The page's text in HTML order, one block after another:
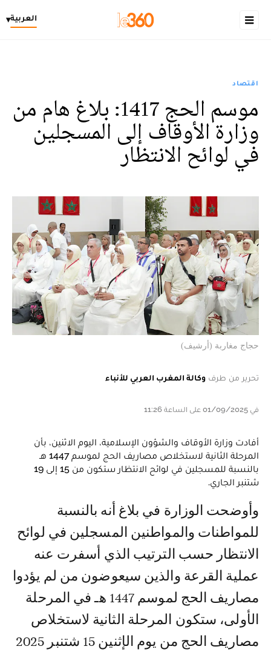
العربية▾
اقتصاد
موسم الحج 1417: بلاغ هام من
وزارة الأوقاف إلى المسجلين
في لوائح الانتظار
حجاج مغاربة (أرشيف)
تحرير من طرف وكالة المغرب العربي للأنباء
في 01/09/2025 على الساعة 11:26
أفادت وزارة الأوقاف والشؤون الإسلامية، اليوم الاثنين، بأن
المرحلة الثانية لاستخلاص مصاريف الحج لموسم 1447 هـ
بالنسبة للمسجلين في لوائح الانتظار ستكون من 15 إلى 19
شتنبر الجاري.
وأوضحت الوزارة في بلاغ أنه بالنسبة
للمواطنات والمواطنين المسجلين في لوائح
الانتظار حسب الترتيب الذي أسفرت عنه
عملية القرعة والذين سيعوضون من لم يؤدوا
مصاريف الحج لموسم 1447 هـ في المرحلة
الأولى، ستكون المرحلة الثانية لاستخلاص
مصاريف الحج من يوم الإثنين 15 شتنبر 2025